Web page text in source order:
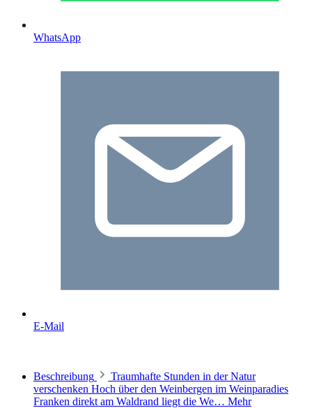
WhatsApp
E-Mail
Beschreibung
Traumhafte Stunden in der Natur
verschenken Hoch über den Weinbergen im Weinparadies
Franken direkt am Waldrand liegt die We… Mehr